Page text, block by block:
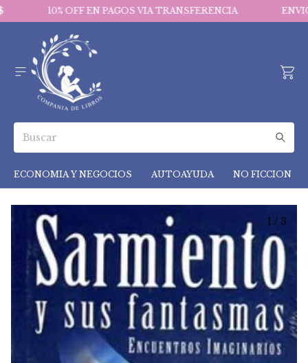
10% OFF EN PAGOS VIA TRANSFERENCIA ENVIOS
ECONOMIA Y NEGOCIOS AUTOAYUDA NO FICCION
1 / 3